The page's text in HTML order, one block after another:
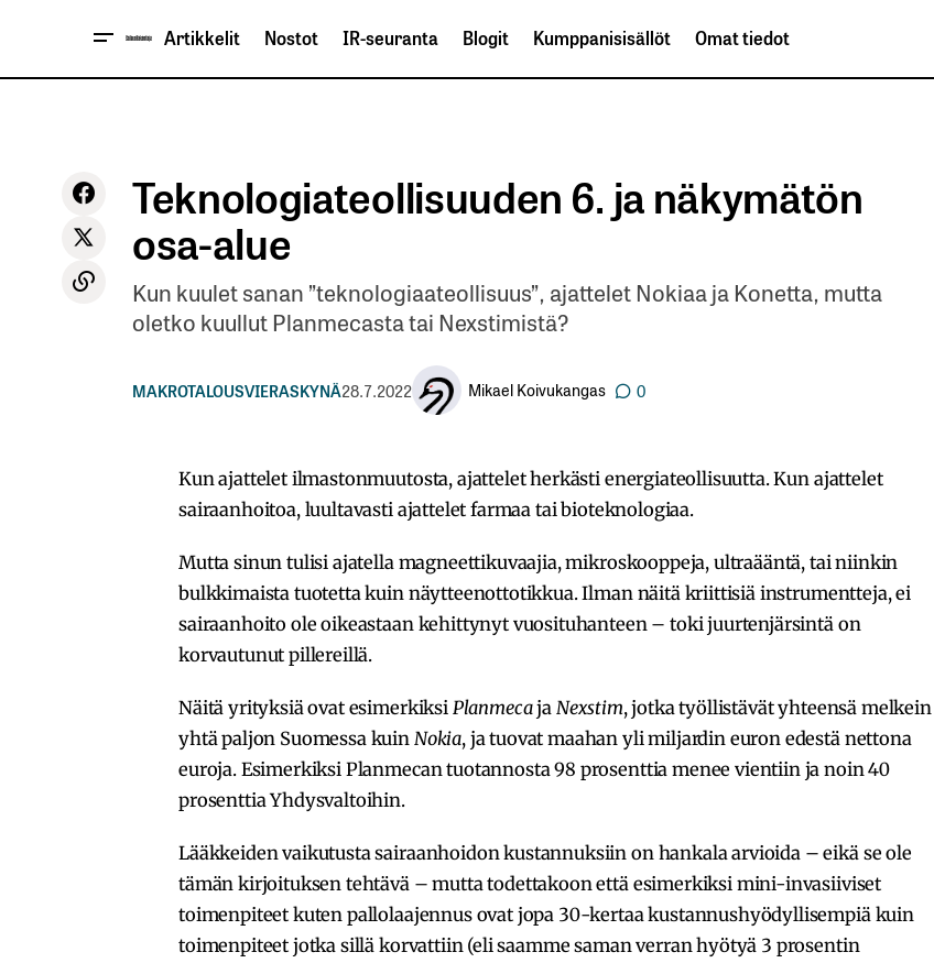
Artikkelit Nostot IR-seuranta Blogit Kumppanisisällöt Omat tiedot
Teknologiateollisuuden 6. ja näkymätön
osa-alue
Kun kuulet sanan ”teknologiaateollisuus”, ajattelet Nokiaa ja Konetta, mutta
oletko kuullut Planmecasta tai Nexstimistä?
MAKROTALOUSVIERASKYNÄ28.7.2022 Mikael Koivukangas 0
Kun ajattelet ilmastonmuutosta, ajattelet herkästi energiateollisuutta. Kun ajattelet
sairaanhoitoa, luultavasti ajattelet farmaa tai bioteknologiaa.
Mutta sinun tulisi ajatella magneettikuvaajia, mikroskooppeja, ultraääntä, tai niinkin
bulkkimaista tuotetta kuin näytteenottotikkua. Ilman näitä kriittisiä instrumentteja, ei
sairaanhoito ole oikeastaan kehittynyt vuosituhanteen – toki juurtenjärsintä on
korvautunut pillereillä.
Näitä yrityksiä ovat esimerkiksi Planmecaja Nexstim, jotka työllistävät yhteensä melkein
yhtä paljon Suomessa kuin Nokia, ja tuovat maahan yli miljardin euron edestä nettona
euroja. Esimerkiksi Planmecan tuotannosta 98 prosenttia menee vientiin ja noin 40
prosenttia Yhdysvaltoihin.
Lääkkeiden vaikutusta sairaanhoidon kustannuksiin on hankala arvioida – eikä se ole
tämän kirjoituksen tehtävä – mutta todettakoon että esimerkiksi mini-invasiiviset
toimenpiteet kuten pallolaajennus ovat jopa 30-kertaa kustannushyödyllisempiä kuin
toimenpiteet jotka sillä korvattiin (eli saamme saman verran hyötyä 3 prosentin